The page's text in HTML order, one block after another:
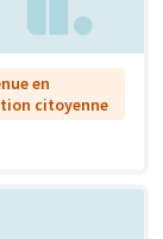
en
citoyenne